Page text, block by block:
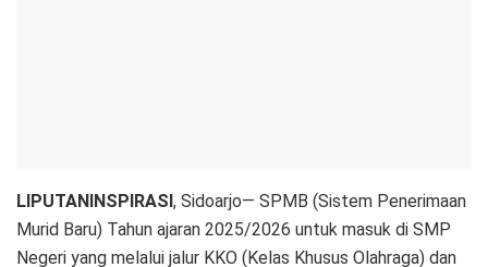
LIPUTANINSPIRASI, Sidoarjo— SPMB (Sistem Penerimaan
Murid Baru) Tahun ajaran 2025/2026 untuk masuk di SMP
Negeri yang melalui jalur KKO (Kelas Khusus Olahraga) dan